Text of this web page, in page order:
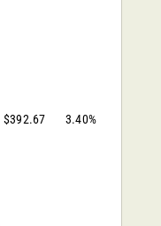
$392.67 3.40%